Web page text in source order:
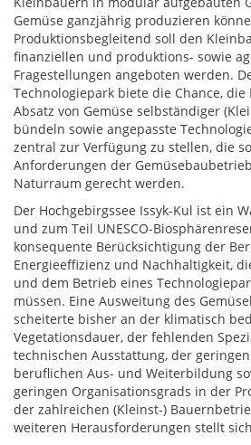
Gemüse ganzjährig produzieren
Produktionsbegleitend soll den
finanziellen und produktions- sowie
Fragestellungen angeboten werden.
Technologiepark biete die Chance,
Absatz von Gemüse selbständiger
bündeln sowie angepasste
zentral zur Verfügung zu stellen, die
Anforderungen der
Naturraum gerecht werden.
Der Hochgebirgssee Issyk-Kul ist ein
und zum Teil UNESCO-
konsequente Berücksichtigung der
Energieeffizienz und Nachhaltigkeit,
und dem Betrieb eines
müssen. Eine Ausweitung des
scheiterte bisher an der klimatisch
Vegetationsdauer, der fehlenden
technischen Ausstattung, der
beruflichen Aus- und Weiterbildung
geringen Organisationsgrads in der
der zahlreichen (Kleinst-)
weiteren Herausforderungen stellt